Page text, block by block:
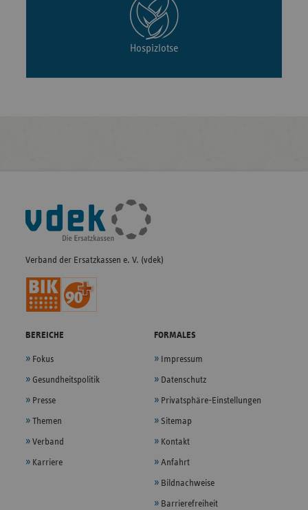
Hospizlotse
Fußleisten-
Navigation
Verband der Ersatzkassen e. V. (vdek)
BEREICHE
Fokus
Gesundheitspolitik
Presse
Themen
Verband
Karriere
FORMALES
Impressum
Datenschutz
Privatsphäre-Einstellungen
Sitemap
Kontakt
Anfahrt
Bildnachweise
Barrierefreiheit